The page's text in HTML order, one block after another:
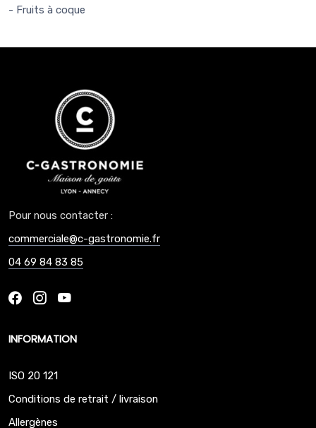
- Fruits à coque
Pour nous contacter :
commerciale@c-gastronomie.fr
04 69 84 83 85
INFORMATION
ISO 20 121
Conditions de retrait / livraison
Allergènes